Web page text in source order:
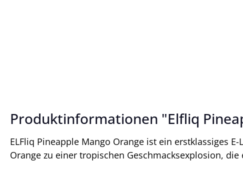
Produktinformationen "Elfliq
ELFliq Pineapple Mango Orange ist ein erstklassiges
Orange zu einer tropischen Geschmacksexplosion,